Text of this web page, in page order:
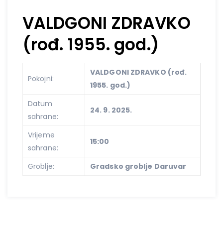
VALDGONI ZDRAVKO
(rođ. 1955. god.)
Pokojni:
VALDGONI ZDRAVKO (rođ.
1955. god.)
Datum
sahrane:
24. 9. 2025.
Vrijeme
sahrane:
15:00
Groblje: Gradsko groblje Daruvar